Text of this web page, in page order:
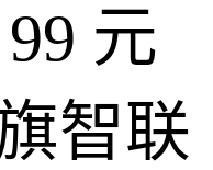
元
智联